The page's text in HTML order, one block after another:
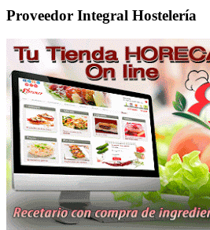
Proveedor Integral Hostelería